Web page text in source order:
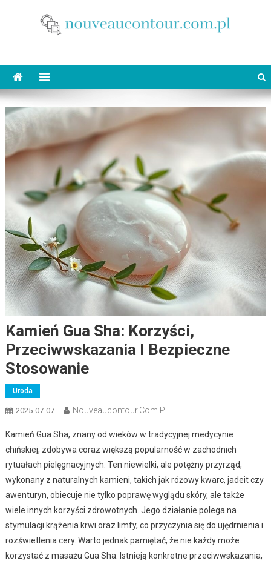
Kamień Gua Sha: Korzyści,
Przeciwwskazania I Bezpieczne
Stosowanie
Uroda
2025-07-07 Nouveaucontour.com.pl
Kamień Gua Sha, znany od wieków w tradycyjnej medycynie
chińskiej, zdobywa coraz większą popularność w zachodnich
rytuałach pielęgnacyjnych. Ten niewielki, ale potężny przyrząd,
wykonany z naturalnych kamieni, takich jak różowy kwarc, jadeit czy
awenturyn, obiecuje nie tylko poprawę wyglądu skóry, ale także
wiele innych korzyści zdrowotnych. Jego działanie polega na
stymulacji krążenia krwi oraz limfy, co przyczynia się do ujędrnienia i
rozświetlenia cery. Warto jednak pamiętać, że nie każdy może
korzystać z masażu Gua Sha. Istnieją konkretne przeciwwskazania,